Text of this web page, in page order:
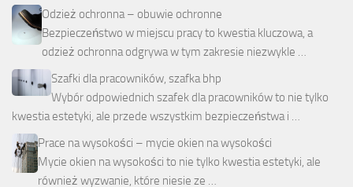
Odzież ochronna – obuwie ochronne
Bezpieczeństwo w miejscu pracy to kwestia kluczowa, a
odzież ochronna odgrywa w tym zakresie niezwykle …
Szafki dla pracowników, szafka bhp
Wybór odpowiednich szafek dla pracowników to nie tylko
kwestia estetyki, ale przede wszystkim bezpieczeństwa i …
Prace na wysokości – mycie okien na wysokości
Mycie okien na wysokości to nie tylko kwestia estetyki, ale
również wyzwanie, które niesie ze …